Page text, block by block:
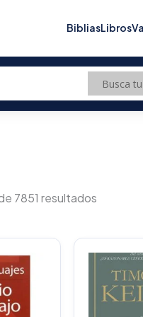
BibliasLibros
7851 resultados